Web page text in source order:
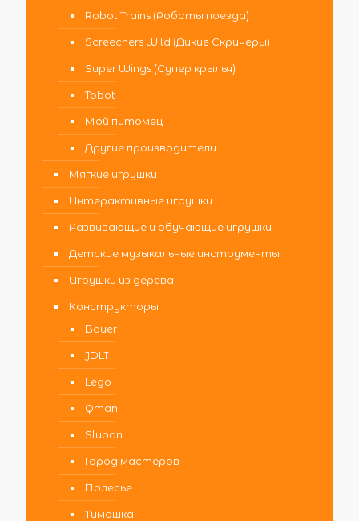
Robot Trains (Роботы поезда)
Screechers Wild (Дикие Скричеры)
Super Wings (Супер крылья)
Tobot
Мой питомец
Другие производители
Мягкие игрушки
Интерактивные игрушки
Развивающие и обучающие игрушки
Детские музыкальные инструменты
Игрушки из дерева
Конструкторы
Bauer
JDLT
Lego
Qman
Sluban
Город мастеров
Полесье
Тимошка